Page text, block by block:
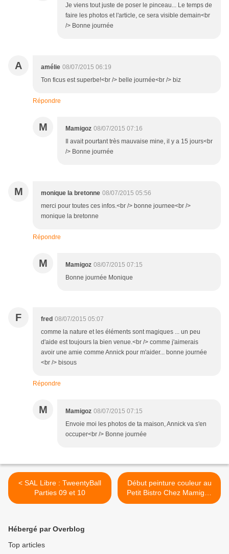
Je viens tout juste de poser le pinceau... Le temps de
faire les photos et l'article, ce sera visible demain<br
/> Bonne journée
A amélie 08/07/2015 06:19
Ton ficus est superbe!<br /> belle journée<br /> biz
Répondre
M Mamigoz 08/07/2015 07:16
Il avait pourtant très mauvaise mine, il y a 15 jours<br
/> Bonne journée
M monique la bretonne 08/07/2015 05:56
merci pour toutes ces infos.<br /> bonne journee<br />
monique la bretonne
Répondre
M Mamigoz 08/07/2015 07:15
Bonne journée Monique
F fred 08/07/2015 05:07
comme la nature et les éléments sont magiques ... un peu
d'aide est toujours la bien venue.<br /> comme j'aimerais
avoir une amie comme Annick pour m'aider... bonne journée
<br /> bisous
Répondre
M Mamigoz 08/07/2015 07:15
Envoie moi les photos de ta maison, Annick va s'en
occuper<br /> Bonne journée
< SAL Libre : TweentyBall
Parties 09 et 10
Début peinture couleur au
Petit Bistro Chez Mamigoz
>
Hébergé par Overblog
Top articles